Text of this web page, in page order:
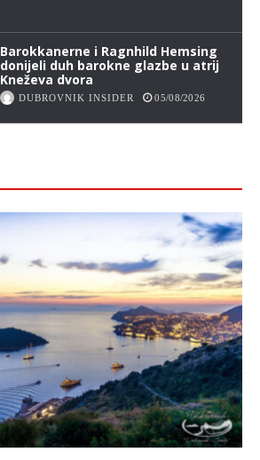
Barokkanerne i Ragnhild Hemsing
donijeli duh barokne glazbe u atrij
Kneževa dvora
DUBROVNIK INSIDER 05/08/2026